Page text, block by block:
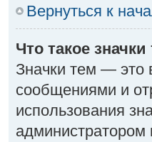
Вернуться к
Что такое значки
Значки тем — это
сообщениями и
использования